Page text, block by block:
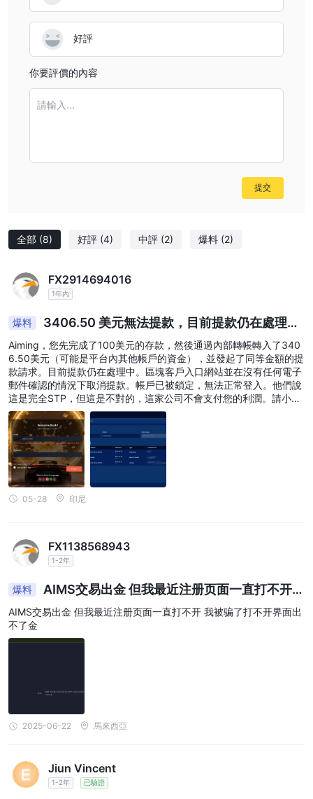
全部 (8) 好評 (4) 中評 (2) 爆料 (2)
FX2914694016
1年內
爆料
3406.50 美元無法提款，目前提款仍在處理
中，帳戶已被鎖定，無法正常登入
Aiming，您先完成了100美元的存款，然後通過內部轉帳轉入了340
6.50美元（可能是平台內其他帳戶的資金），並發起了同等金額的提
款請求。目前提款仍在處理中。區塊客戶入口網站並在沒有任何電子
郵件確認的情況下取消提款。帳戶已被鎖定，無法正常登入。他們說
這是完全STP，但這是不對的，這家公司不會支付您的利潤。請小心
這位交易者。。
05-28 印尼
FX1138568943
1-2年
爆料
AIMS交易出金 但我最近注册页面一直打不开
我被骗了打不开界面出不了金
AIMS交易出金 但我最近注册页面一直打不开 我被骗了打不开界面出
不了金
2025-06-22 馬來西亞
Jiun Vincent
1-2年 已驗證
好評
你要評價的內容
請輸入...
提交